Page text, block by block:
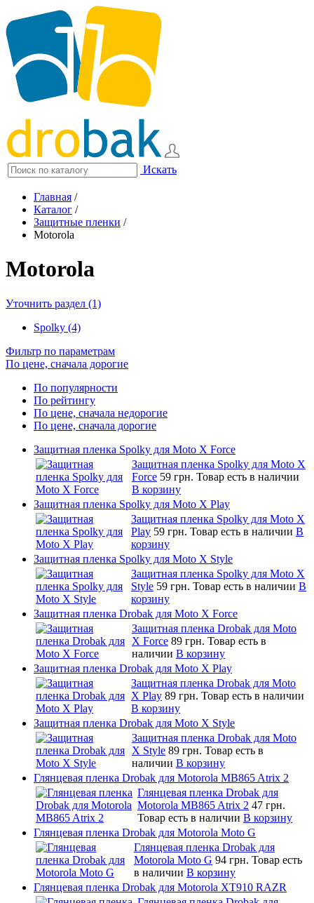
Искать
Главная /
Каталог /
Защитные пленки /
Motorola
Motorola
Уточнить раздел (1)
Spolky (4)
Фильтр по параметрам
По цене, сначала дорогие
По популярности
По рейтингу
По цене, сначала недорогие
По цене, сначала дорогие
Защитная пленка Spolky для Moto X Force
Защитная пленка Spolky для Moto X
Force 59 грн. Товар есть в наличии
В корзину
Защитная пленка Spolky для Moto X Play
Защитная пленка Spolky для Moto X
Play 59 грн. Товар есть в наличии В
корзину
Защитная пленка Spolky для Moto X Style
Защитная пленка Spolky для Moto X
Style 59 грн. Товар есть в наличии В
корзину
Защитная пленка Drobak для Moto X Force
Защитная пленка Drobak для Moto
X Force 89 грн. Товар есть в
наличии В корзину
Защитная пленка Drobak для Moto X Play
Защитная пленка Drobak для Moto
X Play 89 грн. Товар есть в наличии
В корзину
Защитная пленка Drobak для Moto X Style
Защитная пленка Drobak для Moto
X Style 89 грн. Товар есть в
наличии В корзину
Глянцевая пленка Drobak для Motorola MB865 Atrix 2
Глянцевая пленка Drobak для
Motorola MB865 Atrix 2 47 грн.
Товар есть в наличии В корзину
Глянцевая пленка Drobak для Motorola Moto G
Глянцевая пленка Drobak для
Motorola Moto G 94 грн. Товар есть
в наличии В корзину
Глянцевая пленка Drobak для Motorola XT910 RAZR